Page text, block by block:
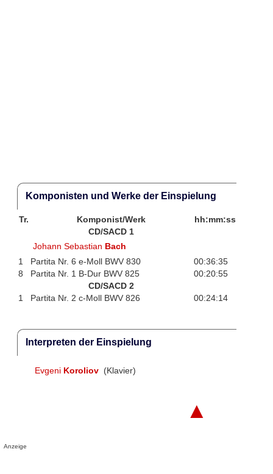
Komponisten und Werke der Einspielung
Tr. Komponist/Werk
hh:mm:ss
CD/SACD 1
Johann Sebastian Bach
1
Partita Nr. 6 e-Moll BWV 830
00:36:35
8
Partita Nr. 1 B-Dur BWV 825
00:20:55
CD/SACD 2
1
Partita Nr. 2 c-Moll BWV 826 00:24:14
Interpreten der Einspielung
Evgeni Koroliov (Klavier)
▲
Anzeige